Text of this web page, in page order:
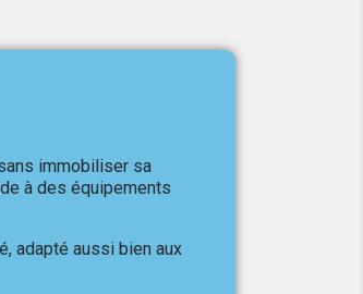
immobiliser sa
à des équipements
adapté aussi bien aux